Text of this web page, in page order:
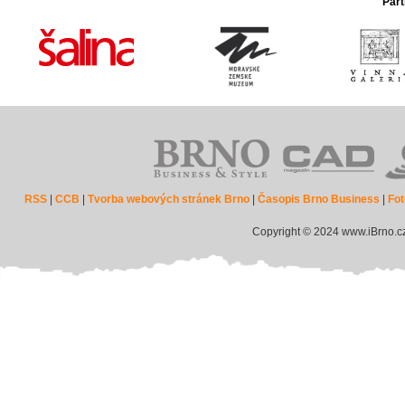
RSS |CCB |Tvorba webových stránek Brno |Časopis Brno Business
Copyright © 2024